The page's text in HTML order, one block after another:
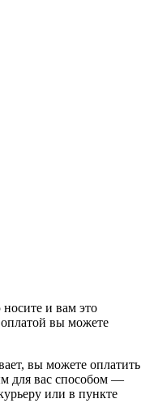
и вам это
вы можете
вы можете оплатить
для вас способом —
или в пункте